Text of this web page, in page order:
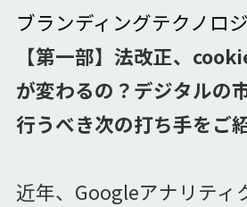
ブランディングテクノロ
【第一部】法改正、
が変わるの？デジタルの
行うべき次の打ち手をご
近年、Googleアナリティ